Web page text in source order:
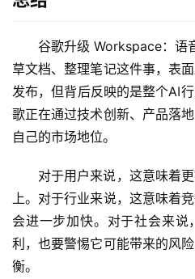
谷歌升级 Workspace：语
草文档、整理笔记这件事，表
发布，但背后反映的是整个AI
歌正在通过技术创新、产品落
自己的市场地位。
对于用户来说，这意味着
上。对于行业来说，这意味着
会进一步加快。对于社会来
利，也要警惕它可能带来的风
衡。